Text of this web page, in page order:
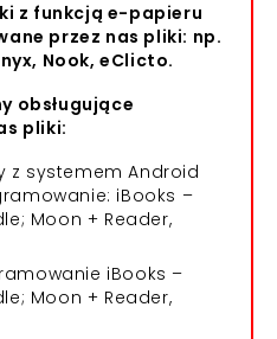
z funkcją e-papieru
przez nas pliki: np.
Nook, eClicto.
obsługujące
pliki:
z systemem Android
iBooks –
Moon + Reader,
iBooks –
Moon + Reader,